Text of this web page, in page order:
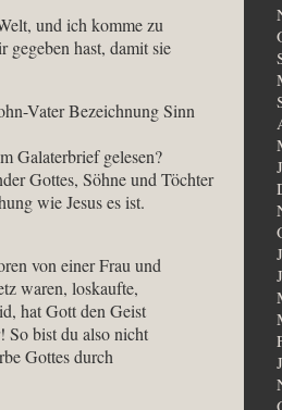
und ich komme zu
hast, damit sie
Vater Bezeichnung Sinn
Galaterbrief gelesen?
Gottes, Söhne und Töchter
wie Jesus es ist.
von einer Frau und
waren, loskaufte,
hat Gott den Geist
So bist du also nicht
Gottes durch